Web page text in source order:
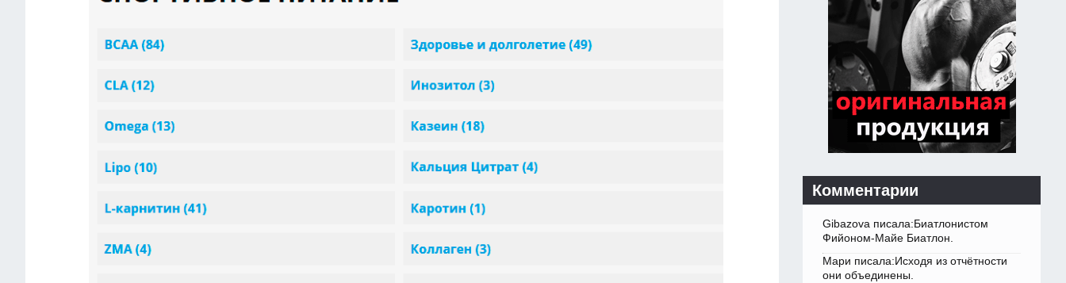
Комментарии
Gibazova писала:Биатлонистом
Фийоном-Майе Биатлон.
Мари писала:Исходя из отчётности
они объединены.